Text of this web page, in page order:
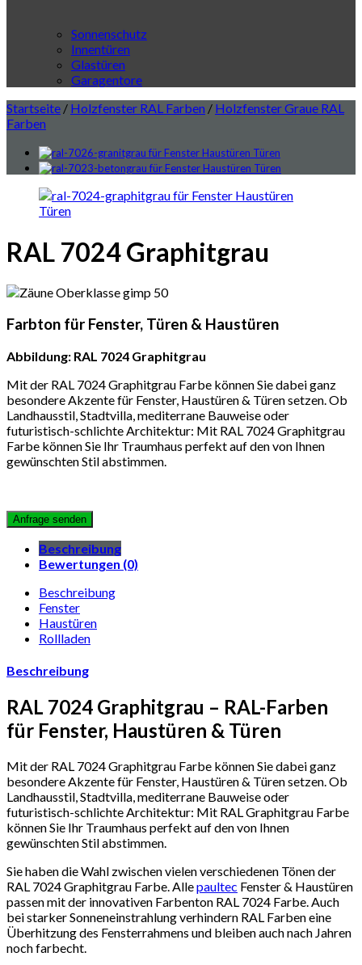
Sonnenschutz
Innentüren
Glastüren
Garagentore
Startseite / Holzfenster RAL Farben / Holzfenster Graue RAL
Farben
RAL 7024 Graphitgrau
Farbton für Fenster, Türen & Haustüren
Abbildung: RAL 7024 Graphitgrau
Mit der RAL 7024 Graphitgrau Farbe können Sie dabei ganz
besondere Akzente für Fenster, Haustüren & Türen setzen. Ob
Landhausstil, Stadtvilla, mediterrane Bauweise oder
futuristisch-schlichte Architektur: Mit RAL 7024 Graphitgrau
Farbe können Sie Ihr Traumhaus perfekt auf den von Ihnen
gewünschten Stil abstimmen.
Beschreibung
Bewertungen (0)
Beschreibung
Fenster
Haustüren
Rollladen
Beschreibung
RAL 7024 Graphitgrau – RAL-Farben
für Fenster, Haustüren & Türen
Mit der RAL 7024 Graphitgrau Farbe können Sie dabei ganz
besondere Akzente für Fenster, Haustüren & Türen setzen. Ob
Landhausstil, Stadtvilla, mediterrane Bauweise oder
futuristisch-schlichte Architektur: Mit RAL Graphitgrau Farbe
können Sie Ihr Traumhaus perfekt auf den von Ihnen
gewünschten Stil abstimmen.
Sie haben die Wahl zwischen vielen verschiedenen Tönen der
RAL 7024 Graphitgrau Farbe. Allepaultec Fenster & Haustüren
passen mit der innovativen Farbenton RAL 7024 Farbe. Auch
bei starker Sonneneinstrahlung verhindern RAL Farben eine
Überhitzung des Fensterrahmens und bleiben auch nach Jahren
noch farbecht.